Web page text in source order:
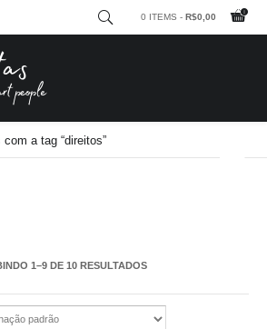
0 ITEMS - R$0,00
smart people
a tag “direitos”
1–9 DE 10 RESULTADOS